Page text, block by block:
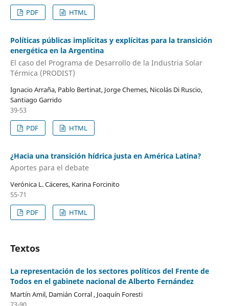
PDF
HTML
Políticas públicas implícitas y explícitas para la transición
energética en la Argentina
El caso del Programa de Desarrollo de la Industria Solar
Térmica (PRODIST)
Ignacio Arraña, Pablo Bertinat, Jorge Chemes, Nicolás Di Ruscio,
Santiago Garrido
39-53
PDF
HTML
¿Hacia una transición hídrica justa en América Latina?
Aportes para el debate
Verónica L. Cáceres, Karina Forcinito
55-71
PDF
HTML
Textos
La representación de los sectores políticos del Frente de
Todos en el gabinete nacional de Alberto Fernández
Martín Amil, Damián Corral , Joaquín Foresti